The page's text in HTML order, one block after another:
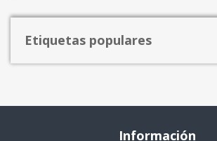
Etiquetas populares
Información